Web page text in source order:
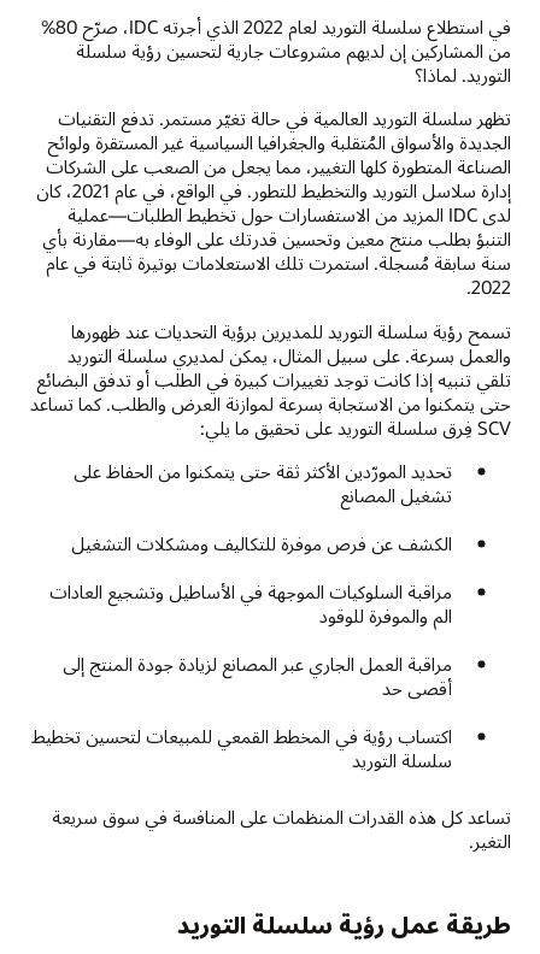
في استطلاع سلسلة التوريد لعام 2022 الذي أجرته IDC، صرّح 80%
من المشاركين إن لديهم مشروعات جارية لتحسين رؤية سلسلة
التوريد. لماذا؟
تظهر سلسلة التوريد العالمية في حالة تغيّر مستمر. تدفع التقنيات
الجديدة والأسواق المُتقلبة والجغرافيا السياسية غير المستقرة ولوائح
الصناعة المتطورة كلها التغيير، مما يجعل من الصعب على الشركات
إدارة سلاسل التوريد والتخطيط للتطور. في الواقع، في عام 2021، كان
لدى IDC المزيد من الاستفسارات حول تخطيط الطلبات—عملية
التنبؤ بطلب منتج معين وتحسين قدرتك على الوفاء به—مقارنة بأي
سنة سابقة مُسجلة. استمرت تلك الاستعلامات بوتيرة ثابتة في عام
2022.
تسمح رؤية سلسلة التوريد للمديرين برؤية التحديات عند ظهورها
والعمل بسرعة. على سبيل المثال، يمكن لمديري سلسلة التوريد
تلقي تنبيه إذا كانت توجد تغييرات كبيرة في الطلب أو تدفق البضائع
حتى يتمكنوا من الاستجابة بسرعة لموازنة العرض والطلب. كما تساعد
SCV فِرق سلسلة التوريد على تحقيق ما يلي:
تحديد المورّدين الأكثر ثقة حتى يتمكنوا من الحفاظ على
تشغيل المصانع
الكشف عن فرص موفرة للتكاليف ومشكلات التشغيل
مراقبة السلوكيات الموجهة في الأساطيل وتشجيع العادات
الم والموفرة للوقود
مراقبة العمل الجاري عبر المصانع لزيادة جودة المنتج إلى
أقصى حد
اكتساب رؤية في المخطط القمعي للمبيعات لتحسين تخطيط
سلسلة التوريد
تساعد كل هذه القدرات المنظمات على المنافسة في سوق سريعة
التغير.
طريقة عمل رؤية سلسلة التوريد